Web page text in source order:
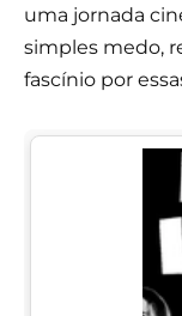
uma jornada
simples medo,
fascínio por